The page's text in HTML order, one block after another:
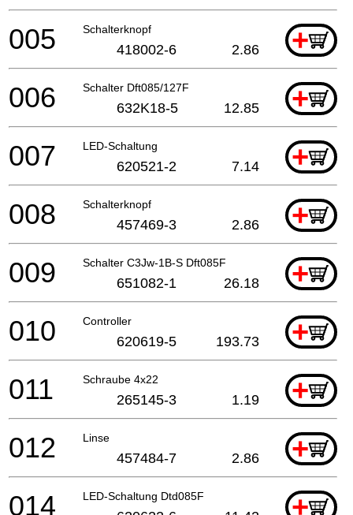
Schalterknopf +
005 418002-6 2.86
Schalter Dft085/127F +
006 632K18-5 12.85
LED-Schaltung +
007 620521-2 7.14
Schalterknopf +
008 457469-3 2.86
Schalter C3Jw-1B-S Dft085F +
009 651082-1 26.18
Controller +
010 620619-5 193.73
Schraube 4x22 +
011 265145-3 1.19
Linse +
012 457484-7 2.86
LED-Schaltung Dtd085F +
014